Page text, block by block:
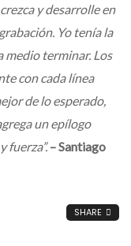
y desarrolle en
Yo tenía la
medio terminar. Los
con cada línea
de lo esperado,
un epílogo
fuerza”.– Santiago
SHARE